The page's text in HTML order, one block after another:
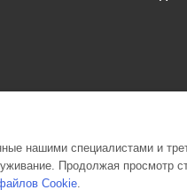
© Инженерные системы
нашими специалистами и
Продолжая просмотр
Cookie.